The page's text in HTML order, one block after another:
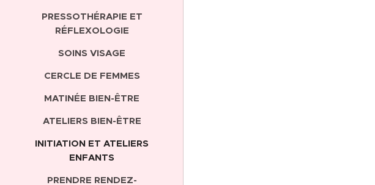
PRESSOTHÉRAPIE ET
RÉFLEXOLOGIE
SOINS VISAGE
CERCLE DE FEMMES
MATINÉE BIEN-ÊTRE
ATELIERS BIEN-ÊTRE
INITIATION ET ATELIERS
ENFANTS
PRENDRE RENDEZ-